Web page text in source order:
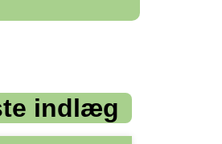
indlæg